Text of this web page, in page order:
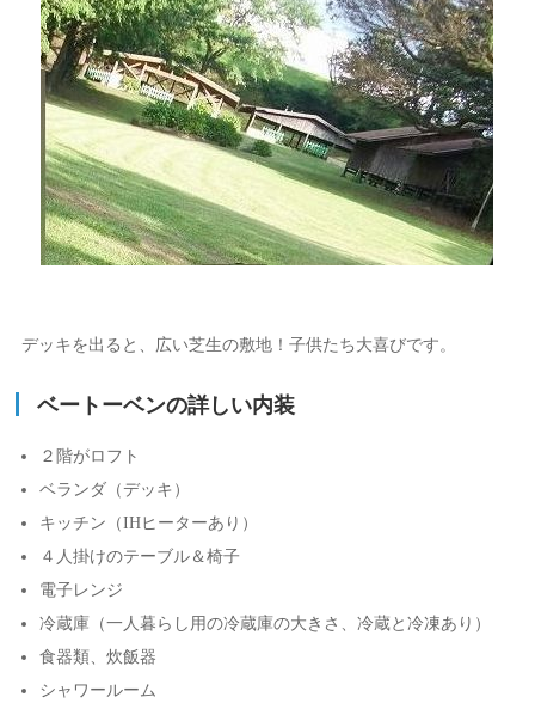
デッキを出ると、広い芝生の敷地！子供たち大喜びです。
ベートーベンの詳しい内装
２階がロフト
ベランダ（デッキ）
キッチン（IHヒーターあり）
４人掛けのテーブル＆椅子
電子レンジ
冷蔵庫（一人暮らし用の冷蔵庫の大きさ、冷蔵と冷凍あり）
食器類、炊飯器
シャワールーム